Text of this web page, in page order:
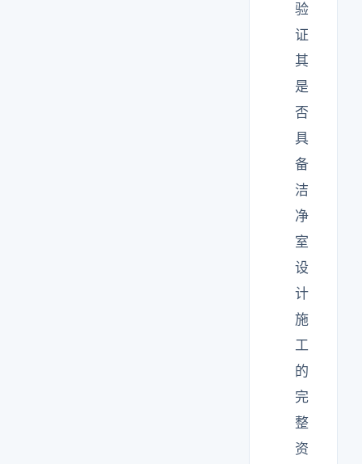
验
证
其
是
否
具
备
洁
净
室
设
计
施
工
的
完
整
资